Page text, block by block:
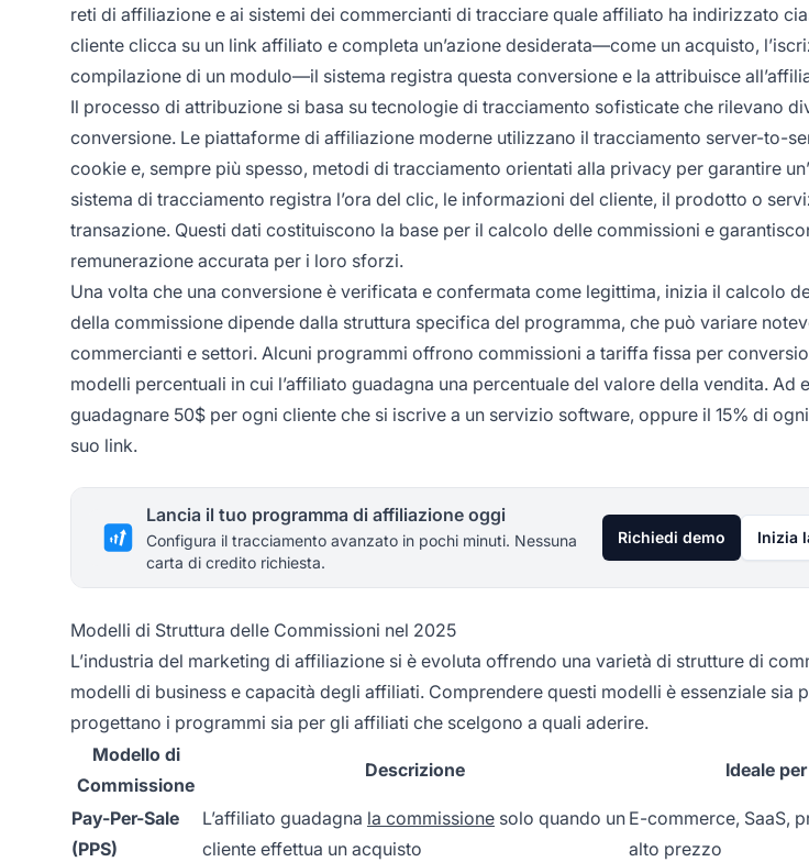
reti di affiliazione e ai sistemi dei commercianti di tracciare quale affiliato ha indirizzato
cliente clicca su un link affiliato e completa un’azione desiderata—come un acquisto,
compilazione di un modulo—il sistema registra questa conversione e la attribuisce
Il processo di attribuzione si basa su tecnologie di tracciamento sofisticate che rilevano
conversione. Le piattaforme di affiliazione moderne utilizzano il tracciamento server-to-
cookie e, sempre più spesso, metodi di tracciamento orientati alla privacy per garantire
sistema di tracciamento registra l’ora del clic, le informazioni del cliente, il prodotto o
transazione. Questi dati costituiscono la base per il calcolo delle commissioni e
remunerazione accurata per i loro sforzi.
Una volta che una conversione è verificata e confermata come legittima, inizia il calcolo
della commissione dipende dalla struttura specifica del programma, che può variare
commercianti e settori. Alcuni programmi offrono commissioni a tariffa fissa per
modelli percentuali in cui l’affiliato guadagna una percentuale del valore della vendita. Ad
guadagnare 50$ per ogni cliente che si iscrive a un servizio software, oppure il 15% di
suo link.
Lancia il tuo programma di affiliazione oggi
Configura il tracciamento avanzato in pochi minuti. Nessuna
carta di credito richiesta.
Richiedi demo Inizia
Modelli di Struttura delle Commissioni nel 2025
L’industria del marketing di affiliazione si è evoluta offrendo una varietà di strutture di
modelli di business e capacità degli affiliati. Comprendere questi modelli è essenziale sia
progettano i programmi sia per gli affiliati che scelgono a quali aderire.
Modello di
Commissione
Descrizione Ideale per
Pay-Per-Sale
(PPS)
L’affiliato guadagna la commissione solo quando un
cliente effettua un acquisto
E-commerce, SaaS,
alto prezzo